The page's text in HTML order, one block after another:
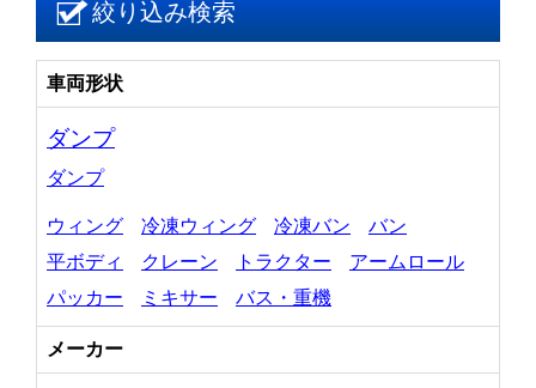
絞り込み検索
車両形状
ダンプ
ダンプ
ウィング 冷凍ウィング 冷凍バン
バン
平ボディ
クレーン トラクター
アームロール
パッカー
ミキサー バス・重機
メーカー